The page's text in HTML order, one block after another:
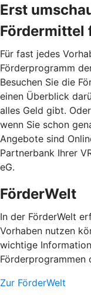
Erst
Fördermittel
Für fast jedes
Förderprogramm
Besuchen Sie die
einen Überblick
alles Geld gibt.
wenn Sie schon
Angebote sind
Partnerbank Ihrer
eG.
FörderWelt
In der FörderWelt
Vorhaben nutzen
wichtige
Förderprogrammen
Zur FörderWelt